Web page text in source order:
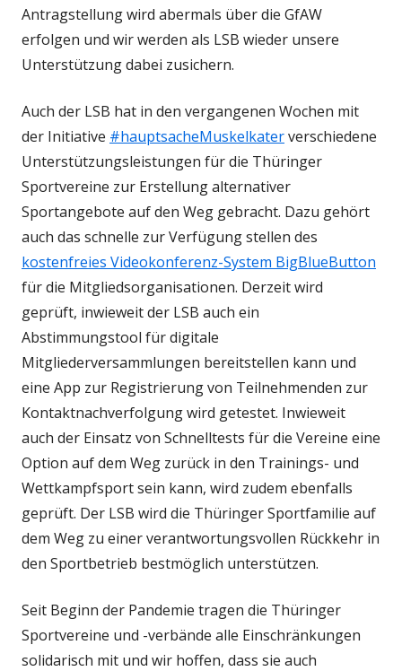
Antragstellung wird abermals über die GfAW
erfolgen und wir werden als LSB wieder unsere
Unterstützung dabei zusichern.
Auch der LSB hat in den vergangenen Wochen mit
der Initiative #hauptsacheMuskelkaterverschiedene
Unterstützungsleistungen für die Thüringer
Sportvereine zur Erstellung alternativer
Sportangebote auf den Weg gebracht. Dazu gehört
auch das schnelle zur Verfügung stellen des
kostenfreies Videokonferenz-System BigBlueButton
für die Mitgliedsorganisationen. Derzeit wird
geprüft, inwieweit der LSB auch ein
Abstimmungstool für digitale
Mitgliederversammlungen bereitstellen kann und
eine App zur Registrierung von Teilnehmenden zur
Kontaktnachverfolgung wird getestet. Inwieweit
auch der Einsatz von Schnelltests für die Vereine eine
Option auf dem Weg zurück in den Trainings- und
Wettkampfsport sein kann, wird zudem ebenfalls
geprüft. Der LSB wird die Thüringer Sportfamilie auf
dem Weg zu einer verantwortungsvollen Rückkehr in
den Sportbetrieb bestmöglich unterstützen.
Seit Beginn der Pandemie tragen die Thüringer
Sportvereine und -verbände alle Einschränkungen
solidarisch mit und wir hoffen, dass sie auch